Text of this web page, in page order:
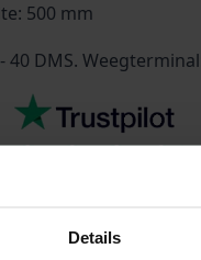
Details
500 mm
40 DMS.
banden in